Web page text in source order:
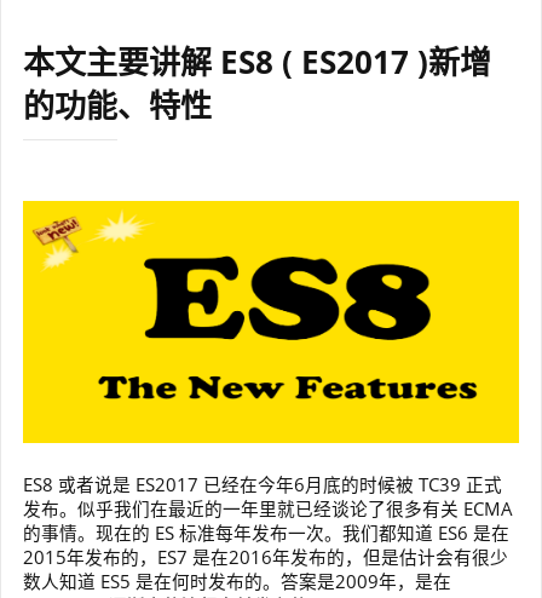
本文主要讲解 ES8 ( ES2017 )新增
的功能、特性
ES8 或者说是 ES2017 已经在今年6月底的时候被 TC39 正式
发布。似乎我们在最近的一年里就已经谈论了很多有关 ECMA
的事情。现在的 ES 标准每年发布一次。我们都知道 ES6 是在
2015年发布的，ES7 是在2016年发布的，但是估计会有很少
数人知道 ES5 是在何时发布的。答案是2009年，是在